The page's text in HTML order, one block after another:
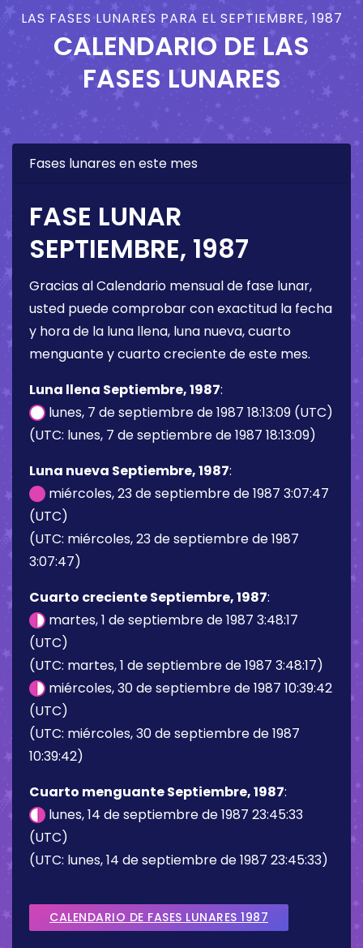
LAS FASES LUNARES PARA EL SEPTIEMBRE, 1987
CALENDARIO DE LAS
FASES LUNARES
Fases lunares en este mes
FASE LUNAR
SEPTIEMBRE, 1987
Gracias al Calendario mensual de fase lunar,
usted puede comprobar con exactitud la fecha
y hora de la luna llena, luna nueva, cuarto
menguante y cuarto creciente de este mes.
Luna llena Septiembre, 1987:
lunes, 7 de septiembre de 1987 18:13:09 (UTC)
(UTC: lunes, 7 de septiembre de 1987 18:13:09)
Luna nueva Septiembre, 1987:
miércoles, 23 de septiembre de 1987 3:07:47
(UTC)
(UTC: miércoles, 23 de septiembre de 1987
3:07:47)
Cuarto creciente Septiembre, 1987:
martes, 1 de septiembre de 1987 3:48:17
(UTC)
(UTC: martes, 1 de septiembre de 1987 3:48:17)
miércoles, 30 de septiembre de 1987 10:39:42
(UTC)
(UTC: miércoles, 30 de septiembre de 1987
10:39:42)
Cuarto menguante Septiembre, 1987:
lunes, 14 de septiembre de 1987 23:45:33
(UTC)
(UTC: lunes, 14 de septiembre de 1987 23:45:33)
CALENDARIO DE FASES LUNARES 1987